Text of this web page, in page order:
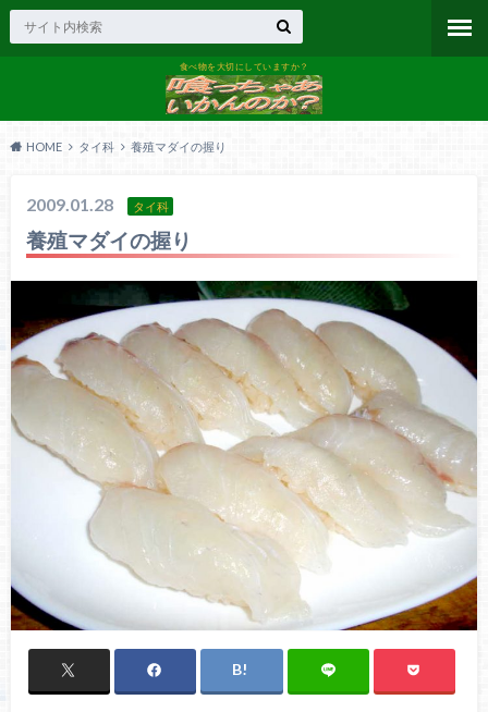
食べ物を大切にしていますか？
HOME タイ科 養殖マダイの握り
2009.01.28 タイ科
養殖マダイの握り